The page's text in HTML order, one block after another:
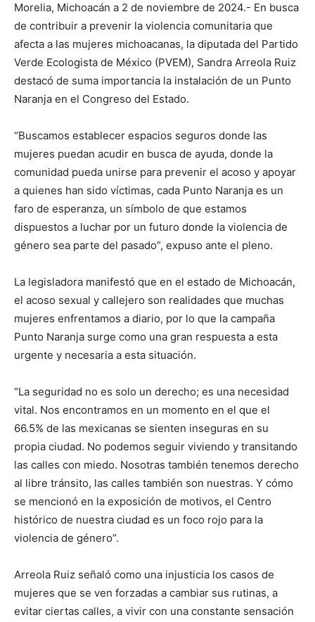
Morelia, Michoacán a 2 de noviembre de 2024.- En busca
de contribuir a prevenir la violencia comunitaria que
afecta a las mujeres michoacanas, la diputada del Partido
Verde Ecologista de México (PVEM), Sandra Arreola Ruiz
destacó de suma importancia la instalación de un Punto
Naranja en el Congreso del Estado.
“Buscamos establecer espacios seguros donde las
mujeres puedan acudir en busca de ayuda, donde la
comunidad pueda unirse para prevenir el acoso y apoyar
a quienes han sido víctimas, cada Punto Naranja es un
faro de esperanza, un símbolo de que estamos
dispuestos a luchar por un futuro donde la violencia de
género sea parte del pasado”, expuso ante el pleno.
La legisladora manifestó que en el estado de Michoacán,
el acoso sexual y callejero son realidades que muchas
mujeres enfrentamos a diario, por lo que la campaña
Punto Naranja surge como una gran respuesta a esta
urgente y necesaria a esta situación.
“La seguridad no es solo un derecho; es una necesidad
vital. Nos encontramos en un momento en el que el
66.5% de las mexicanas se sienten inseguras en su
propia ciudad. No podemos seguir viviendo y transitando
las calles con miedo. Nosotras también tenemos derecho
al libre tránsito, las calles también son nuestras. Y cómo
se mencionó en la exposición de motivos, el Centro
histórico de nuestra ciudad es un foco rojo para la
violencia de género”.
Arreola Ruiz señaló como una injusticia los casos de
mujeres que se ven forzadas a cambiar sus rutinas, a
evitar ciertas calles, a vivir con una constante sensación